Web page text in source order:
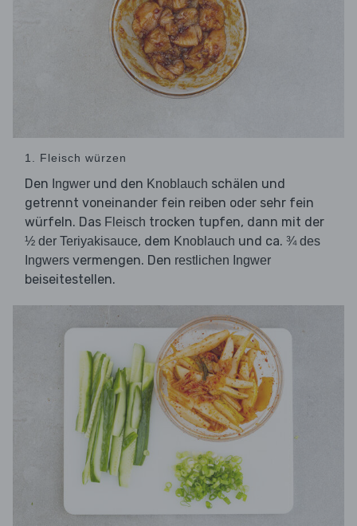
1. Fleisch würzen
Den Ingwer und den Knoblauch schälen und
getrennt voneinander fein reiben oder sehr fein
würfeln. Das Fleisch trocken tupfen, dann mit der
½ der Teriyakisauce, dem Knoblauch und ca. ¾ des
Ingwers vermengen. Den restlichen Ingwer
beiseitestellen.